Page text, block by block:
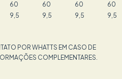
60 60 60
60
9,5 9,5 9,5 9,5
POR WHATTS EM CASO DE
COMPLEMENTARES.